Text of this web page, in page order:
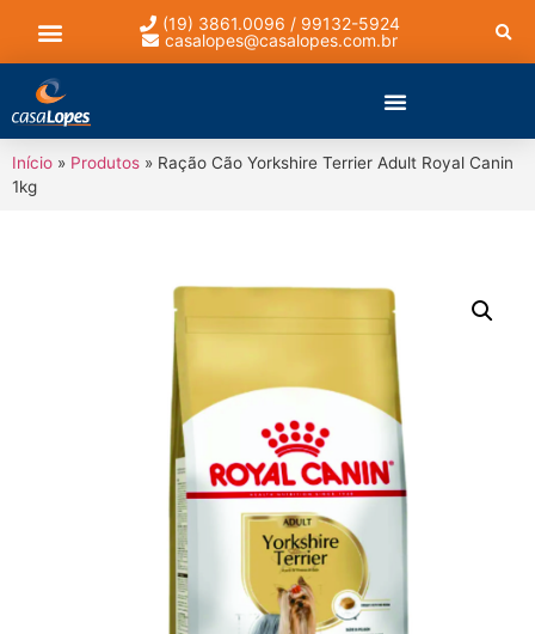
(19) 3861.0096 / 99132-5924
casalopes@casalopes.com.br
Início » Produtos » Ração Cão Yorkshire Terrier Adult Royal Canin
1kg